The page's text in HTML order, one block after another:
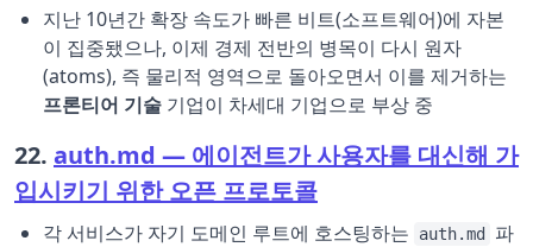
지난 10년간 확장 속도가 빠른 비트(소프트웨어)에 자본
이 집중됐으나, 이제 경제 전반의 병목이 다시 원자
(atoms), 즉 물리적 영역으로 돌아오면서 이를 제거하는
프론티어 기술 기업이 차세대 기업으로 부상 중
22. auth.md — 에이전트가 사용자를 대신해 가
입시키기 위한 오픈 프로토콜
각 서비스가 자기 도메인 루트에 호스팅하는 auth.md
파